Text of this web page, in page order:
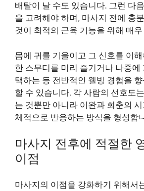
배탈이 날 수도 있습니다. 그런 다
을 고려해야 하며, 마사지 전에 충
것이 최적의 근육 기능을 위해 매
몸에 귀를 기울이고 그 신호를 이
한 스무디를 미리 즐기거나 나중에
택하는 등 전반적인 웰빙 경험을
할 수 있습니다. 각 사람의 선호도
는 것뿐만 아니라 이완과 회춘의
체적으로 반응하는 방식을 형성합
마사지 전후에 적절한
이점
마사지의 이점을 강화하기 위해서